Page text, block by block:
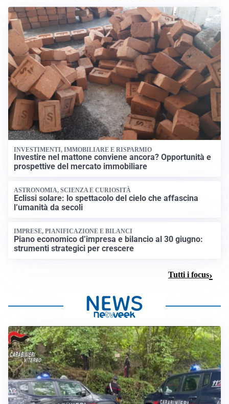
INVESTIMENTI, IMMOBILIARE E RISPARMIO
Investire nel mattone conviene ancora? Opportunità e
prospettive del mercato immobiliare
ASTRONOMIA, SCIENZA E CURIOSITÀ
Eclissi solare: lo spettacolo del cielo che affascina
l’umanità da secoli
IMPRESE, PIANIFICAZIONE E BILANCI
Piano economico d’impresa e bilancio al 30 giugno:
strumenti strategici per crescere
Tutti i focus